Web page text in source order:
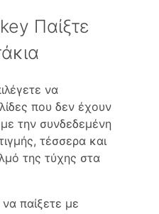
Παίξτε
να
που δεν έχουν
την συνδεδεμένη
τέσσερα και
της τύχης στα
παίξετε με